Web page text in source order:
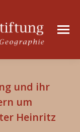
und ihr
um
Heinritz